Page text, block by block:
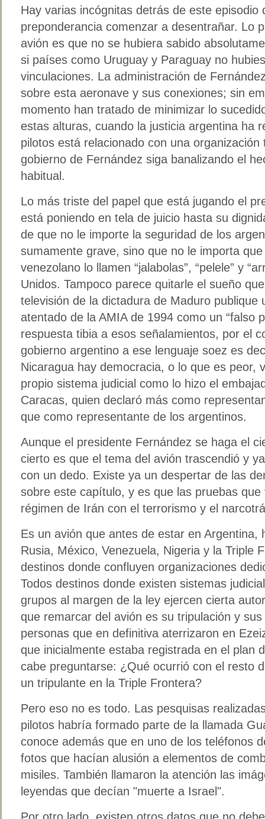
Hay varias incógnitas detrás de este episodio
preponderancia comenzar a desentrañar. Lo
avión es que no se hubiera sabido
si países como Uruguay y Paraguay no
vinculaciones. La administración de
sobre esta aeronave y sus conexiones; sin
momento han tratado de minimizar lo
estas alturas, cuando la justicia argentina ha
pilotos está relacionado con una
gobierno de Fernández siga banalizando el
habitual.
Lo más triste del papel que está jugando el
está poniendo en tela de juicio hasta su
de que no le importe la seguridad de los
sumamente grave, sino que no le importa
venezolano lo llamen “jalabolas”, “pelele” y
Unidos. Tampoco parece quitarle el sueño
televisión de la dictadura de Maduro publique
atentado de la AMIA de 1994 como un “falso
respuesta tibia a esos señalamientos, por el
gobierno argentino a ese lenguaje soez es
Nicaragua hay democracia, o lo que es peor,
propio sistema judicial como lo hizo el
Caracas, quien declaró más como
que como representante de los argentinos.
Aunque el presidente Fernández se haga el
cierto es que el tema del avión trascendió y
con un dedo. Existe ya un despertar de las
sobre este capítulo, y es que las pruebas
régimen de Irán con el terrorismo y el
Es un avión que antes de estar en Argentina,
Rusia, México, Venezuela, Nigeria y la Triple
destinos donde confluyen organizaciones
Todos destinos donde existen sistemas
grupos al margen de la ley ejercen cierta
que remarcar del avión es su tripulación y
personas que en definitiva aterrizaron en
que inicialmente estaba registrada en el plan
cabe preguntarse: ¿Qué ocurrió con el resto
un tripulante en la Triple Frontera?
Pero eso no es todo. Las pesquisas
pilotos habría formado parte de la llamada
conoce además que en uno de los teléfonos
fotos que hacían alusión a elementos de
misiles. También llamaron la atención las
leyendas que decían "muerte a Israel".
Por otro lado, existen otros datos que no